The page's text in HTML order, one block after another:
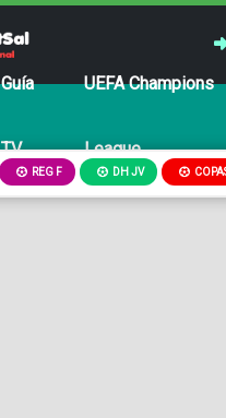
Guía
TV
UEFA Champions
League
REG F DH JV